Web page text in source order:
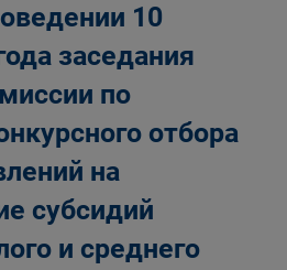
10
заседания
по
отбора
на
субсидий
и среднего